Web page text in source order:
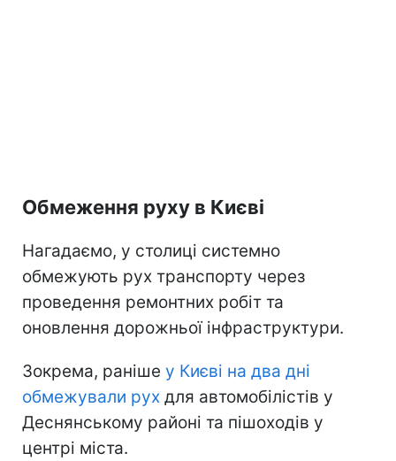
Обмеження руху в Києві
Нагадаємо, у столиці системно
обмежують рух транспорту через
проведення ремонтних робіт та
оновлення дорожньої інфраструктури.
Зокрема, раніше у Києві на два дні
обмежували рух для автомобілістів у
Деснянському районі та пішоходів у
центрі міста.